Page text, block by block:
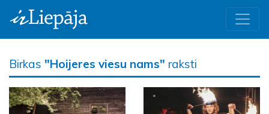
Birkas "Hoijeres viesu nams" raksti